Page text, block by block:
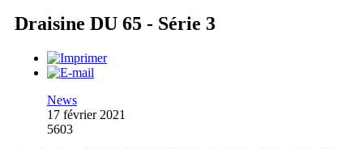
Draisine DU 65 - Série 3
News
17 février 2021
5603